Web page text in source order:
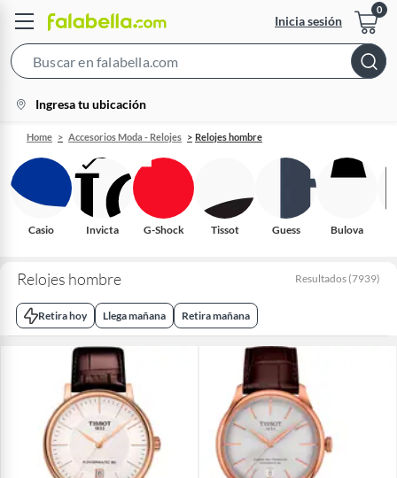
Inicia sesión
Bar
location-
icon
Ingresa tu ubicación
Home Accesorios Moda - Relojes Relojes hombre
Casio Invicta G-Shock Tissot Guess Bulova
Relojes hombre Resultados (7939)
Retira hoy Llega mañana Retira mañana